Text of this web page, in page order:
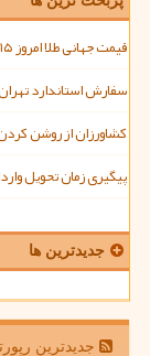
قیمت جهانی طلا امروز ۱۵ مرداد هر اونس به ۴۲۶۵ دلار و ۲۲ سنت رسید
سفارش استاندارد
کشاورزان از روشن
پیگیری زمان تحویل
جدیدترین ها
جدیدترین